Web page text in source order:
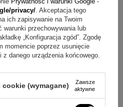
wykonać na obrazku?
dedykacja, na przykład
privacy/ . Akceptacja tego
ich zapisywanie na Twoim
przechowywania lub
„Konfiguracja zgód”. Zgodę
momencie poprzez usunięcie
danego urządzenia końcowego.
(wymagane)
Zawsze
aktywne